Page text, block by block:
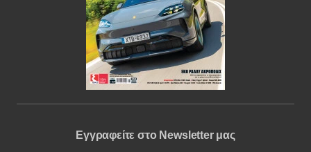
Εγγραφείτε στο Newsletter μας